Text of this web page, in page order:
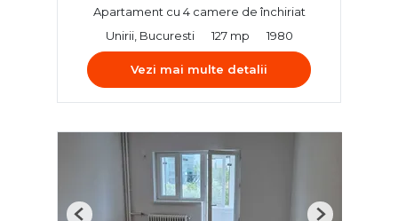
Apartament cu 4 camere de închiriat
Unirii, Bucuresti
127 mp 1980
Vezi mai multe detalii